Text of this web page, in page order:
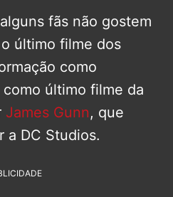
fãs não gostem
último filme dos
como
último filme da
James Gunn, que
a DC Studios.